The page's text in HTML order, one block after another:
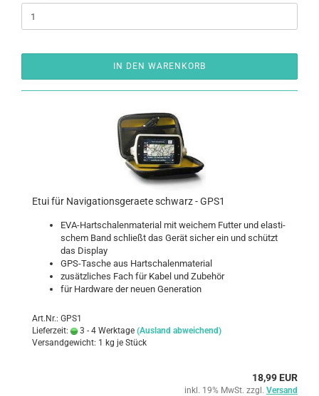
IN DEN WARENKORB
Etui für Na­vi­ga­ti­ons­ge­rae­te schwarz - GPS1
EVA-​Hartschalenmaterial mit wei­chem Fut­ter und elas­ti­
schem Band schließt das Gerät si­cher ein und schützt
das Dis­play
GPS-​Tasche aus Hart­scha­len­ma­te­ri­al
zu­sätz­li­ches Fach für Kabel und Zu­be­hör
für Hard­ware der neuen Ge­nera­ti­on
Art.Nr.: GPS1
Lieferzeit:
3 - 4 Werktage (Ausland abweichend)
Versandgewicht: 1 kg je Stück
18,99 EUR
inkl. 19% MwSt. zzgl. Versand